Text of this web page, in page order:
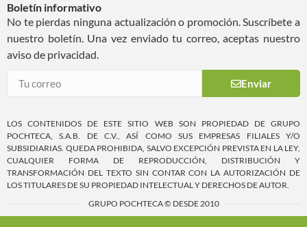
Boletín informativo
No te pierdas ninguna actualización o promoción. Suscríbete a
nuestro boletín. Una vez enviado tu correo, aceptas nuestro
aviso de privacidad.
Enviar
LOS CONTENIDOS DE ESTE SITIO WEB SON PROPIEDAD DE GRUPO
POCHTECA, S.A.B. DE C.V., ASÍ COMO SUS EMPRESAS FILIALES Y/O
SUBSIDIARIAS. QUEDA PROHIBIDA, SALVO EXCEPCIÓN PREVISTA EN LA LEY,
CUALQUIER FORMA DE REPRODUCCIÓN, DISTRIBUCIÓN Y
TRANSFORMACIÓN DEL TEXTO SIN CONTAR CON LA AUTORIZACIÓN DE
LOS TITULARES DE SU PROPIEDAD INTELECTUAL Y DERECHOS DE AUTOR.
GRUPO POCHTECA © DESDE 2010